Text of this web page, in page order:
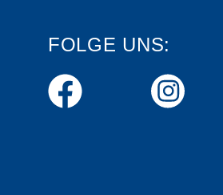
FOLGE UNS: